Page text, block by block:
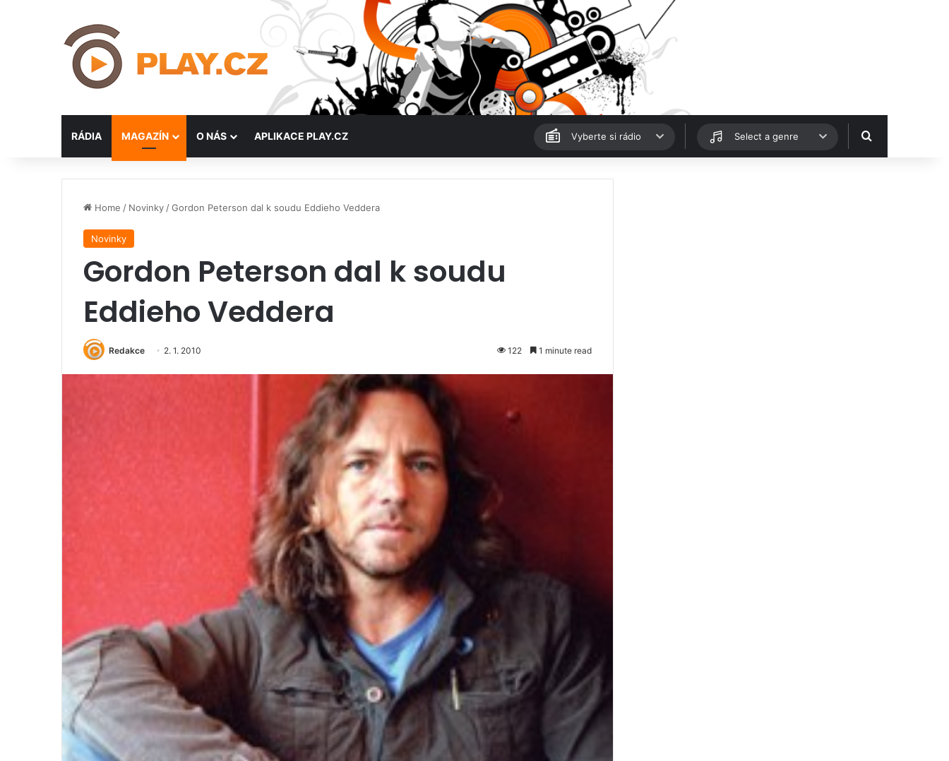
RÁDIA MAGAZÍN O NÁS APLIKACE PLAY.CZ Vyberte si rádio Select a genre Hledat
Home / Novinky /Gordon Peterson dal k soudu Eddieho Veddera
Novinky
Gordon Peterson dal k soudu
Eddieho Veddera
Redakce 2. 1. 2010 122 1 minute read